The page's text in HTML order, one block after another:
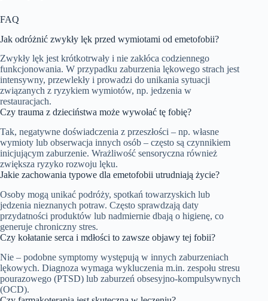
FAQ
Jak odróżnić zwykły lęk przed wymiotami od emetofobii?
Zwykły lęk jest krótkotrwały i nie zakłóca codziennego
funkcjonowania. W przypadku zaburzenia lękowego strach jest
intensywny, przewlekły i prowadzi do unikania sytuacji
związanych z ryzykiem wymiotów, np. jedzenia w
restauracjach.
Czy trauma z dzieciństwa może wywołać tę fobię?
Tak, negatywne doświadczenia z przeszłości – np. własne
wymioty lub obserwacja innych osób – często są czynnikiem
inicjującym zaburzenie. Wrażliwość sensoryczna również
zwiększa ryzyko rozwoju lęku.
Jakie zachowania typowe dla emetofobii utrudniają życie?
Osoby mogą unikać podróży, spotkań towarzyskich lub
jedzenia nieznanych potraw. Często sprawdzają daty
przydatności produktów lub nadmiernie dbają o higienę, co
generuje chroniczny stres.
Czy kołatanie serca i mdłości to zawsze objawy tej fobii?
Nie – podobne symptomy występują w innych zaburzeniach
lękowych. Diagnoza wymaga wykluczenia m.in. zespołu stresu
pourazowego (PTSD) lub zaburzeń obsesyjno-kompulsywnych
(OCD).